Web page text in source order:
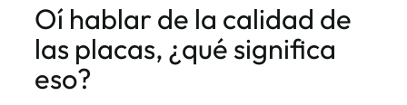
Oí hablar de la calidad de
las placas, ¿qué significa
eso?